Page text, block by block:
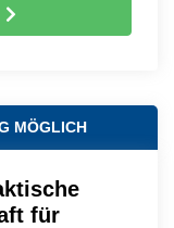
MÖGLICH
für